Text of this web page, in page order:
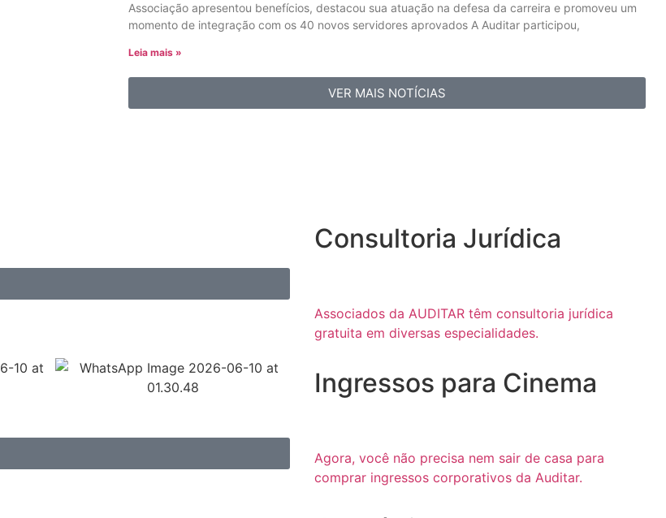
Associação apresentou benefícios, destacou sua atuação na defesa da carreira e promoveu um
momento de integração com os 40 novos servidores aprovados A Auditar participou,
Leia mais »
VER MAIS NOTÍCIAS
Consultoria Jurídica
Associados da AUDITAR têm consultoria jurídica
gratuita em diversas especialidades.
Ingressos para Cinema
Agora, você não precisa nem sair de casa para
comprar ingressos corporativos da Auditar.